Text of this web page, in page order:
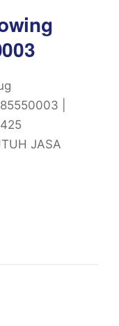
|
JASA